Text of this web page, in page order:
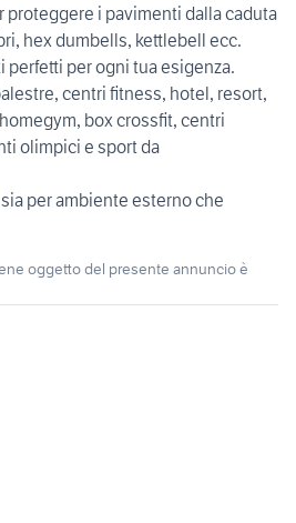
proteggere i pavimenti dalla caduta
hex dumbells, kettlebell ecc.
per ogni tua esigenza.
centri fitness, hotel, resort,
box crossfit, centri
olimpici e sport da
per ambiente esterno che
oggetto del presente annuncio è